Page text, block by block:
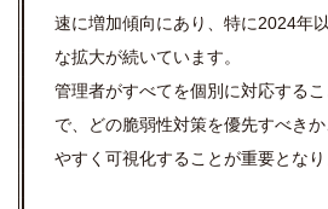
速に増加傾向にあり、特に2024年
な拡大が続いています。
管理者がすべてを個別に対応する
で、どの脆弱性対策を優先すべき
やすく可視化することが重要となり